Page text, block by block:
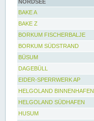
NORDSEE
BAKE A
BAKE Z
BORKUM FISCHERBALJE
BORKUM SÜDSTRAND
BÜSUM
DAGEBÜLL
EIDER-SPERRWERK AP
HELGOLAND BINNENHAFEN
HELGOLAND SÜDHAFEN
HUSUM